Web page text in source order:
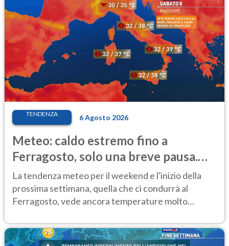
TENDENZA 6 Agosto 2026
Meteo: caldo estremo fino a
Ferragosto, solo una breve pausa.
Ecco dove
La tendenza meteo per il weekend e l'inizio della
prossima settimana, quella che ci condurrà al
Ferragosto, vede ancora temperature molto